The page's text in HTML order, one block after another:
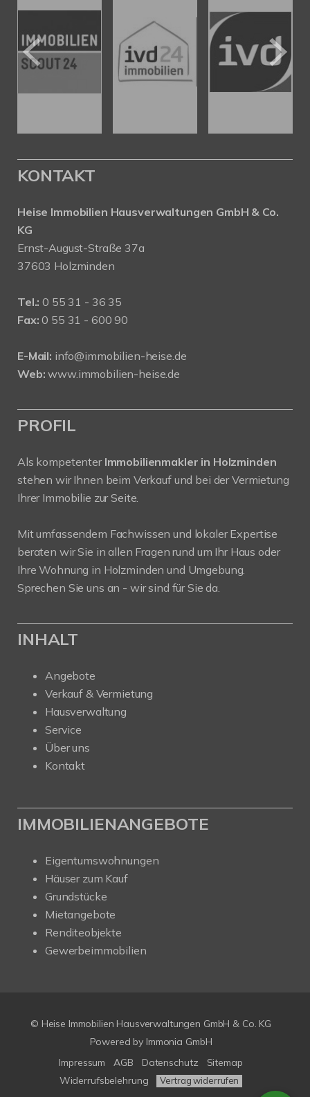
KONTAKT
Heise Immobilien Hausverwaltungen GmbH & Co.
KG
Ernst-August-Straße 37a
37603 Holzminden
Tel.: 0 55 31 - 36 35
Fax: 0 55 31 - 600 90
E-Mail: info@immobilien-heise.de
Web: www.immobilien-heise.de
PROFIL
Als kompetenter Immobilienmakler in Holzminden
stehen wir Ihnen beim Verkauf und bei der Vermietung
Ihrer Immobilie zur Seite.
Mit umfassendem Fachwissen und lokaler Expertise
beraten wir Sie in allen Fragen rund um Ihr Haus oder
Ihre Wohnung in Holzminden und Umgebung.
Sprechen Sie uns an - wir sind für Sie da.
INHALT
Angebote
Verkauf & Vermietung
Hausverwaltung
Service
Über uns
Kontakt
IMMOBILIENANGEBOTE
Eigentumswohnungen
Häuser zum Kauf
Grundstücke
Mietangebote
Renditeobjekte
Gewerbeimmobilien
© Heise Immobilien Hausverwaltungen GmbH & Co. KG
Powered by Immonia GmbH
Impressum
AGB Datenschutz
Sitemap
Widerrufsbelehrung
Vertrag widerrufen